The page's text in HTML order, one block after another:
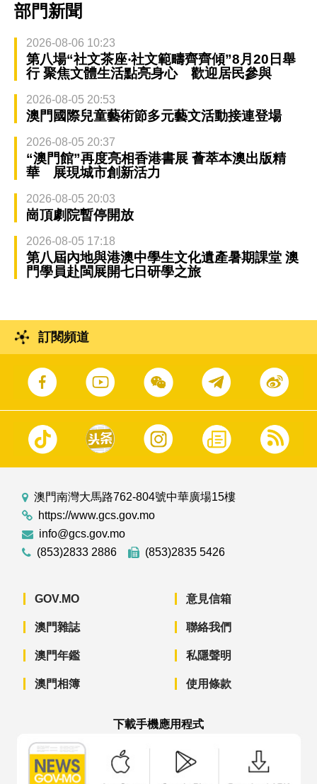
部門新聞
2026-08-06 10:23
第八場“社文茶座‧社文範疇齊齊傾”8月20日舉
行 聚焦文體生活點亮身心 歡迎居民參與
2026-08-05 20:53
澳門國際兒童藝術節多元藝文活動接連登場
2026-08-05 20:37
“澳門館”再度亮相香港書展 薈萃本澳出版精
華 展現城市創新活力
2026-08-05 20:03
崗頂劇院暫停開放
2026-08-05 17:18
第八屆內地與港澳中學生文化遺產暑期課堂 澳
門學員赴閩展開七日研學之旅
訂閱頻道
澳門南灣大馬路762-804號中華廣場15樓
https://www.gcs.gov.mo
info@gcs.gov.mo
(853)2833 2886
(853)2835 5426
GOV.MO
澳門雜誌
澳門年鑑
澳門相簿
意見信箱
聯絡我們
私隱聲明
使用條款
下載手機應用程式